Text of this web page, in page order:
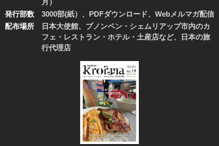
発行部数
3000部(紙）、PDFダウンロード、Webメルマガ配信
配布場所
日本大使館、プノンペン・シェムリアップ市内のカ
フェ・レストラン・ホテル・土産店など、日本の旅
行代理店